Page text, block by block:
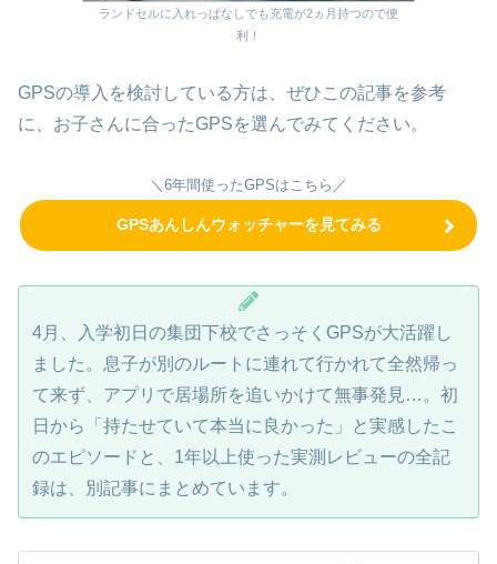
ランドセルに入れっぱなしでも充電が2ヵ月持つので便
利！
GPSの導入を検討している方は、ぜひこの記事を参考
に、お子さんに合ったGPSを選んでみてください。
＼6年間使ったGPSはこちら／
GPSあんしんウォッチャーを見てみる
4月、入学初日の集団下校でさっそくGPSが大活躍し
ました。息子が別のルートに連れて行かれて全然帰っ
て来ず、アプリで居場所を追いかけて無事発見…。初
日から「持たせていて本当に良かった」と実感したこ
のエピソードと、1年以上使った実測レビューの全記
録は、別記事にまとめています。